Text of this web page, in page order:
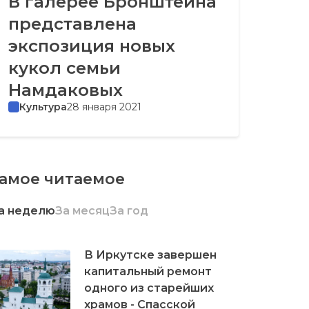
представлена
экспозиция новых
кукол семьи
Намдаковых
Культура28 января 2021
читаемое
неделюЗа месяцЗа год
В Иркутске завершен
капитальный ремонт
одного из старейших
храмов - Спасской